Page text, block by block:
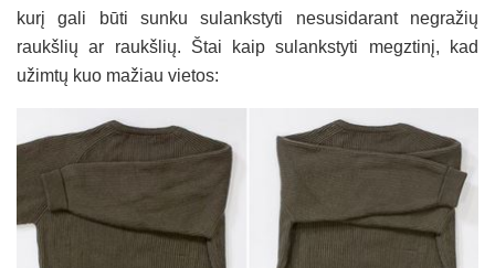
kurį gali būti sunku sulankstyti nesusidarant negražių
raukšlių ar raukšlių. Štai kaip sulankstyti megztinį, kad
užimtų kuo mažiau vietos: